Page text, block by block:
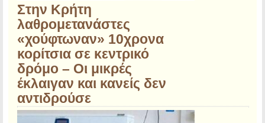
Στην Κρήτη
λαθρομετανάστες
«χούφτωναν» 10χρονα
κορίτσια σε κεντρικό
δρόμο – Οι μικρές
έκλαιγαν και κανείς δεν
αντιδρούσε